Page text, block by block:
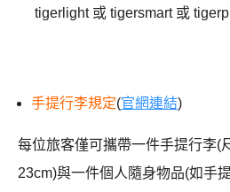
tigerlight 或 tigersmart 或
手提行李規定(官網連結)
每位旅客僅可攜帶一件手提行李(
23cm)與一件個人隨身物品(如手